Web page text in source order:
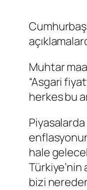
Muhtar
“Asgari
herkes bu
hale
Türkiye’nin
bizi